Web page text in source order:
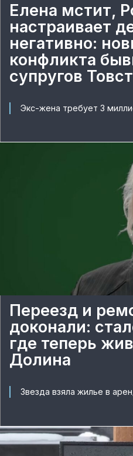
Елена мстит,
настраивает
негативно:
конфликта
супругов
Экс-жена требует 3
Переезд и
доконали:
где теперь
Долина
Звезда взяла жилье в